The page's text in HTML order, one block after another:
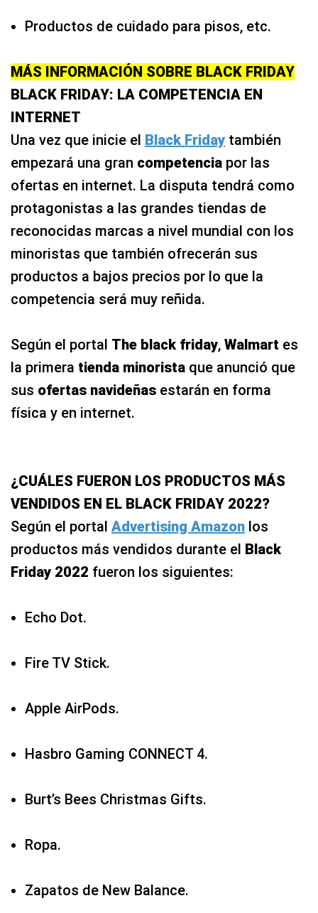
Productos de cuidado para pisos, etc.
MÁS INFORMACIÓN SOBRE BLACK FRIDAY
BLACK FRIDAY: LA COMPETENCIA EN
INTERNET
Una vez que inicie el Black Friday también
empezará una gran competencia por las
ofertas en internet. La disputa tendrá como
protagonistas a las grandes tiendas de
reconocidas marcas a nivel mundial con los
minoristas que también ofrecerán sus
productos a bajos precios por lo que la
competencia será muy reñida.
Según el portal The black friday, Walmart es
la primera tienda minorista que anunció que
sus ofertas navideñas estarán en forma
física y en internet.
¿CUÁLES FUERON LOS PRODUCTOS MÁS
VENDIDOS EN EL BLACK FRIDAY 2022?
Según el portal Advertising Amazon los
productos más vendidos durante el Black
Friday 2022 fueron los siguientes:
Echo Dot.
Fire TV Stick.
Apple AirPods.
Hasbro Gaming CONNECT 4.
Burt’s Bees Christmas Gifts.
Ropa.
Zapatos de New Balance.